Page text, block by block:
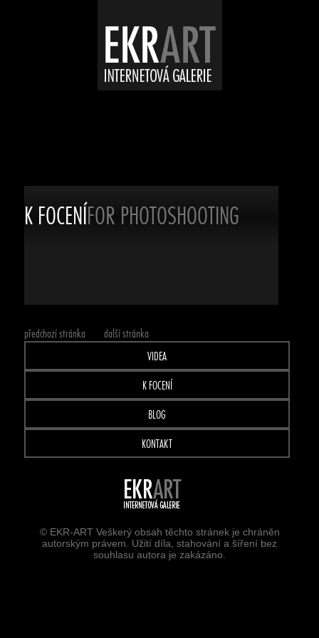
K FOCENÍFOR PHOTOSHOOTING
předchozí stránka
další stránka
VIDEA
K FOCENÍ
BLOG
KONTAKT
© EKR-ART Veškerý obsah těchto stránek je chráněn
autorským právem. Užití díla, stahování a šíření bez
souhlasu autora je zakázáno.